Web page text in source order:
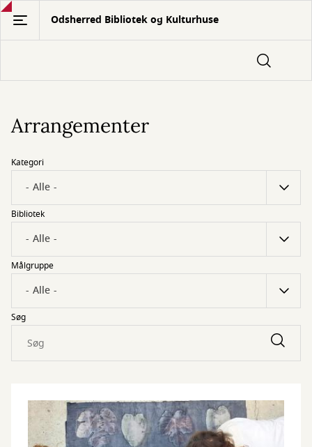
Gå
hovedindhold
Odsherred Bibliotek og Kulturhuse
Arrangementer
Kategori
Bibliotek
Målgruppe
Søg